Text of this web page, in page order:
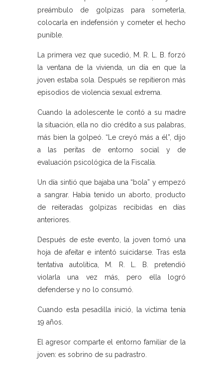
preámbulo de golpizas para someterla,
colocarla en indefensión y cometer el hecho
punible.
La primera vez que sucedió, M. R. L. B. forzó
la ventana de la vivienda, un día en que la
joven estaba sola. Después se repitieron más
episodios de violencia sexual extrema.
Cuando la adolescente le contó a su madre
la situación, ella no dio crédito a sus palabras,
más bien la golpeó. “Le creyó más a él”, dijo
a las peritas de entorno social y de
evaluación psicológica de la Fiscalía.
Un día sintió que bajaba una “bola” y empezó
a sangrar. Había tenido un aborto, producto
de reiteradas golpizas recibidas en días
anteriores.
Después de este evento, la joven tomó una
hoja de afeitar e intentó suicidarse. Tras esta
tentativa autolítica, M. R. L. B. pretendió
violarla una vez más, pero ella logró
defenderse y no lo consumó.
Cuando esta pesadilla inició, la víctima tenía
19 años.
El agresor comparte el entorno familiar de la
joven: es sobrino de su padrastro.